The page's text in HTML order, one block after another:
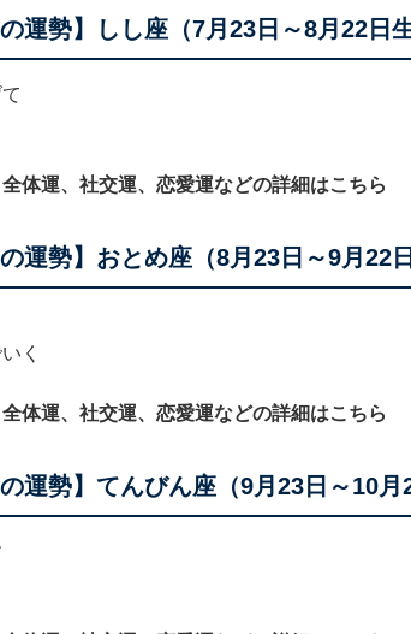
運勢】しし座（7月23日～8月22日生
体運、社交運、恋愛運などの詳細はこちら
運勢】おとめ座（8月23日～9月22
く
体運、社交運、恋愛運などの詳細はこちら
運勢】てんびん座（9月23日～10月